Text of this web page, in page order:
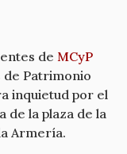
de MCyP
Patrimonio
inquietud por el
de la plaza de la
Armería.